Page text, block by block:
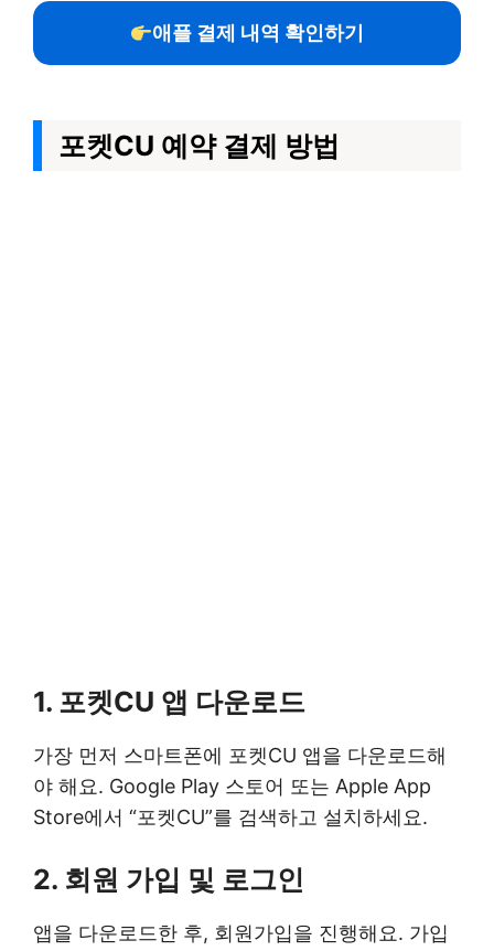
애플 결제 내역 확인하기
포켓CU 예약 결제 방법
1. 포켓CU 앱 다운로드
가장 먼저 스마트폰에 포켓CU 앱을 다운로드해
야 해요. Google Play 스토어 또는 Apple App
Store에서 “포켓CU”를 검색하고 설치하세요.
2. 회원 가입 및 로그인
앱을 다운로드한 후, 회원가입을 진행해요. 가입